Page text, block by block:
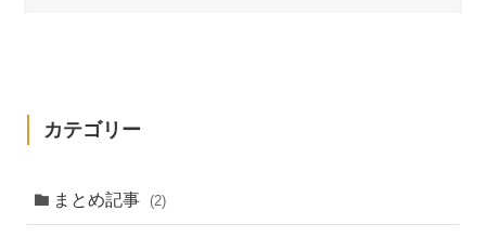
カテゴリー
まとめ記事 (2)